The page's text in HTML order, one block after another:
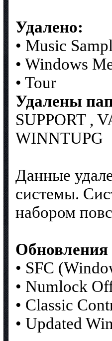
Удалено:
• Music
• Windows
• Tour
Удалены
SUPPORT ,
WINNTUPG
Данные
системы.
набором
Обновления
• SFC
• Numlock
• Classic
• Updated